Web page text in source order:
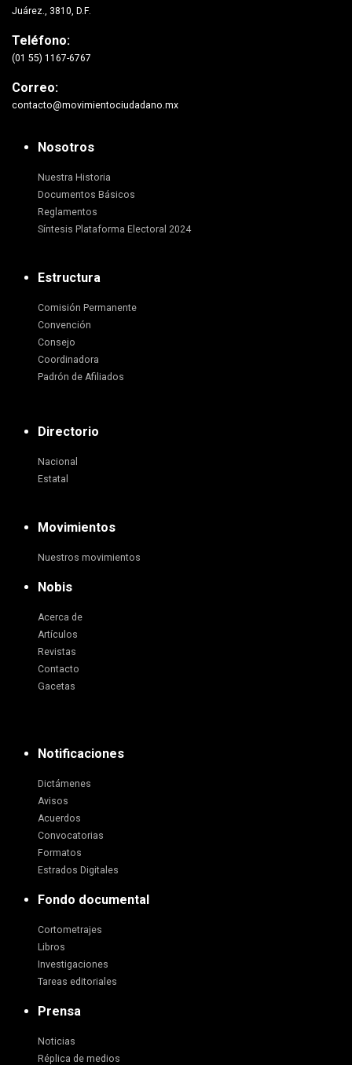
Juárez., 3810, D.F.
Teléfono:
(01 55) 1167-6767
Correo:
contacto@movimientociudadano.mx
Nosotros
Nuestra Historia
Documentos Básicos
Reglamentos
Síntesis Plataforma Electoral 2024
Estructura
Comisión Permanente
Convención
Consejo
Coordinadora
Padrón de Afiliados
Directorio
Nacional
Estatal
Movimientos
Nuestros movimientos
Nobis
Acerca de
Artículos
Revistas
Contacto
Gacetas
Notificaciones
Dictámenes
Avisos
Acuerdos
Convocatorias
Formatos
Estrados Digitales
Fondo documental
Cortometrajes
Libros
Investigaciones
Tareas editoriales
Prensa
Noticias
Réplica de medios